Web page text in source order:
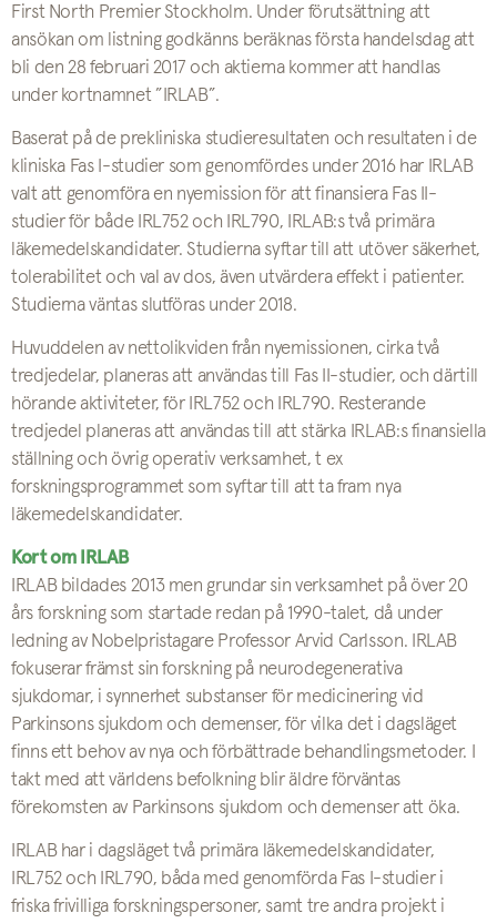
First North Premier Stockholm. Under förutsättning att
ansökan om listning godkänns beräknas första handelsdag att
bli den 28 februari 2017 och aktierna kommer att handlas
under kortnamnet ”IRLAB”.
Baserat på de prekliniska studieresultaten och resultaten i de
kliniska Fas I-studier som genomfördes under 2016 har IRLAB
valt att genomföra en nyemission för att finansiera Fas II-
studier för både IRL752 och IRL790, IRLAB:s två primära
läkemedelskandidater. Studierna syftar till att utöver säkerhet,
tolerabilitet och val av dos, även utvärdera effekt i patienter.
Studierna väntas slutföras under 2018.
Huvuddelen av nettolikviden från nyemissionen, cirka två
tredjedelar, planeras att användas till Fas II-studier, och därtill
hörande aktiviteter, för IRL752 och IRL790. Resterande
tredjedel planeras att användas till att stärka IRLAB:s finansiella
ställning och övrig operativ verksamhet, t ex
forskningsprogrammet som syftar till att ta fram nya
läkemedelskandidater.
Kort om IRLAB
IRLAB bildades 2013 men grundar sin verksamhet på över 20
års forskning som startade redan på 1990-talet, då under
ledning av Nobelpristagare Professor Arvid Carlsson. IRLAB
fokuserar främst sin forskning på neurodegenerativa
sjukdomar, i synnerhet substanser för medicinering vid
Parkinsons sjukdom och demenser, för vilka det i dagsläget
finns ett behov av nya och förbättrade behandlingsmetoder. I
takt med att världens befolkning blir äldre förväntas
förekomsten av Parkinsons sjukdom och demenser att öka.
IRLAB har i dagsläget två primära läkemedelskandidater,
IRL752 och IRL790, båda med genomförda Fas I-studier i
friska frivilliga forskningspersoner, samt tre andra projekt i